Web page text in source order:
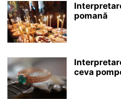
pomană
ceva